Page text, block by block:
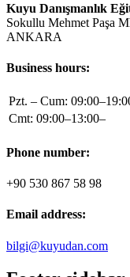
Kuyu Danışmanlık
Sokullu Mehmet Paşa
ANKARA
Business hours:
Pzt. – Cum:
Cmt: 09:00–13:00–
Phone number:
+90 530 867 58 98
Email address:
bilgi@kuyudan.com